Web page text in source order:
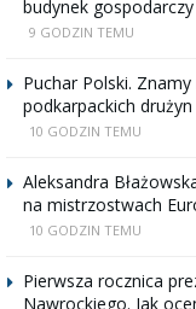
budynek
9 GODZIN TEMU
Puchar Polski. Znamy
podkarpackich
10 GODZIN TEMU
Aleksandra
na mistrzostwach
10 GODZIN TEMU
Pierwsza rocznica
Nawrockiego. Jak